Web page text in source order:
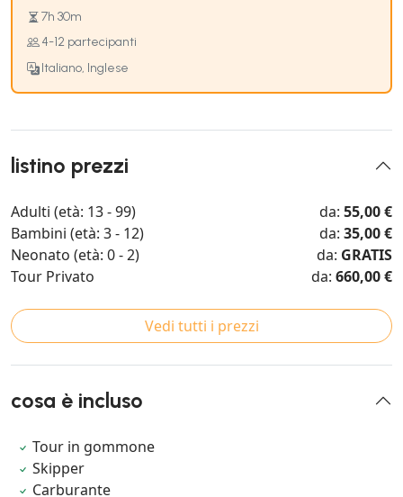
7h 30m
4-12 partecipanti
Italiano, Inglese
listino prezzi
Adulti (età: 13 - 99) da: 55,00 €
Bambini (età: 3 - 12)
da: 35,00 €
Neonato (età: 0 - 2)
da: GRATIS
Tour Privato
da: 660,00 €
Vedi tutti i prezzi
cosa è incluso
Tour in gommone
Skipper
Carburante